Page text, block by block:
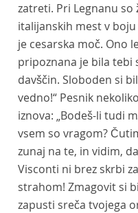
zatreti. Pri Legnanu so
italijanskih mest v
je cesarska moč. Ono
pripoznana je bila tebi
davščin. Sloboden si
vedno!“ Pesnik
iznova: „Bodeš-li tudi
vsem so vragom?
zunaj na te, in vidim,
Visconti ni brez skrbi
strahom! Zmagovit si
zapusti sreča tvojega